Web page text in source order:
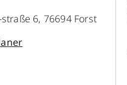
6, 76694 Forst